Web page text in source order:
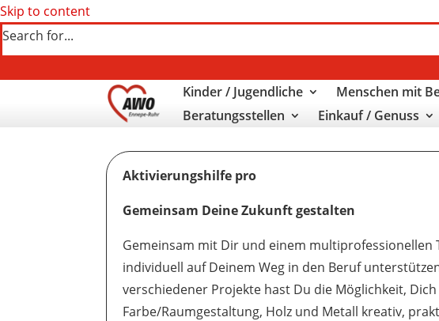
Skip to content
Search for...
Kinder / Jugendliche
Menschen mit
Beratungsstellen
Einkauf / Genuss
Aktivierungshilfe pro
Gemeinsam Deine Zukunft gestalten
Gemeinsam mit Dir und einem multiprofessionellen
individuell auf Deinem Weg in den Beruf
verschiedener Projekte hast Du die Möglichkeit,
Farbe/Raumgestaltung, Holz und Metall kreativ,